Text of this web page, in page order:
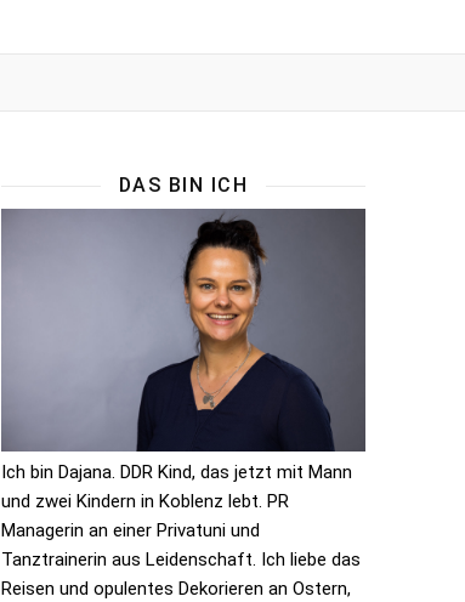
DAS BIN ICH
Ich bin Dajana. DDR Kind, das jetzt mit Mann
und zwei Kindern in Koblenz lebt. PR
Managerin an einer Privatuni und
Tanztrainerin aus Leidenschaft. Ich liebe das
Reisen und opulentes Dekorieren an Ostern,